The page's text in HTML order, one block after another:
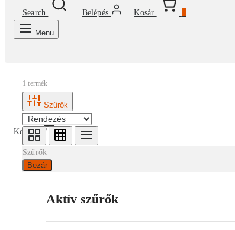
Search Belépés Kosár
Menu
Kosár 0
1 termék
Szűrők
Szűrők
Bezár
Aktív szűrők